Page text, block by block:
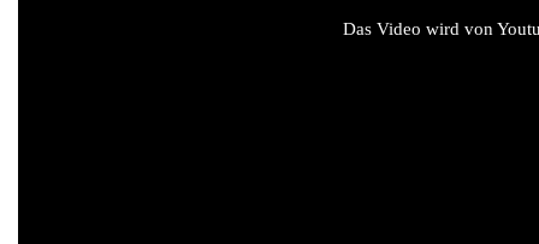
Das Video wird von